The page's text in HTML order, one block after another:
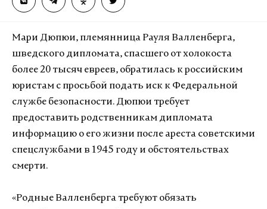
Мари Дюпюи, племянница Рауля Валленберга,
шведского дипломата, спасшего от холокоста
более 20 тысяч евреев, обратилась к российским
юристам с просьбой подать иск к Федеральной
службе безопасности. Дюпюи требует
предоставить родственникам дипломата
информацию о его жизни после ареста советскими
спецслужбами в 1945 году и обстоятельствах
смерти.
«Родные Валленберга требуют обязать